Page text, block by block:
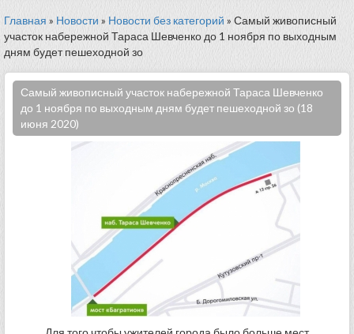
Главная » Новости » Новости без категорий » Самый живописный
участок набережной Тараса Шевченко до 1 ноября по выходным
дням будет пешеходной зо
Самый живописный участок набережной Тараса Шевченко
до 1 ноября по выходным дням будет пешеходной зо (18
июня 2020)